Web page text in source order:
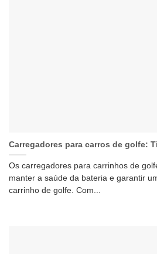
Carregadores para carros de golfe:
Os carregadores para carrinhos de
manter a saúde da bateria e garantir
carrinho de golfe. Com...